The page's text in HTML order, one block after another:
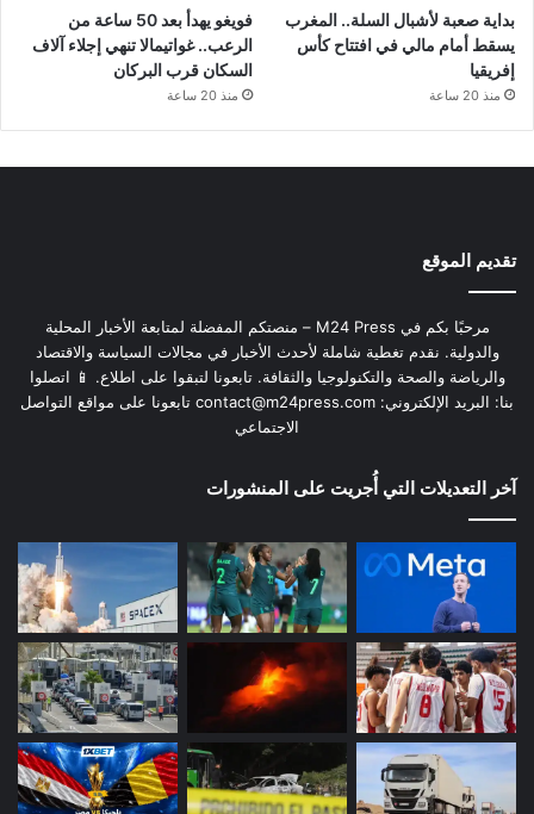
بداية صعبة لأشبال السلة.. المغرب
يسقط أمام مالي في افتتاح كأس
إفريقيا
منذ 20 ساعة
فويغو يهدأ بعد 50 ساعة من
الرعب.. غواتيمالا تنهي إجلاء آلاف
السكان قرب البركان
منذ 20 ساعة
تقديم الموقع
مرحبًا بكم في M24 Press – منصتكم المفضلة لمتابعة الأخبار المحلية
والدولية. نقدم تغطية شاملة لأحدث الأخبار في مجالات السياسة والاقتصاد
والرياضة والصحة والتكنولوجيا والثقافة. تابعونا لتبقوا على اطلاع. 📱 اتصلوا
بنا: البريد الإلكتروني: contact@m24press.com تابعونا على مواقع التواصل
الاجتماعي
آخر التعديلات التي أُجريت على المنشورات